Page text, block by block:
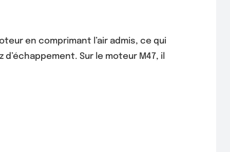
en comprimant l’air admis, ce qui
Sur le moteur M47, il